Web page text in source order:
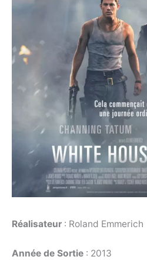
Réalisateur : Roland Emmerich
Année de Sortie : 2013